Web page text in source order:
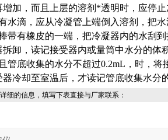
加，而且上层的溶剂*透明时，应停止
水滴，应从冷凝管上端倒入溶剂，把
带有橡皮的一端，把冷凝器内的水刮到
卸，读记接受器内或量筒中水分的体
管底收集的水分不超过0.2mL，时，将
冷却至室温后，才读记管底收集水分
细的信息，填写下表直接与厂家联系：